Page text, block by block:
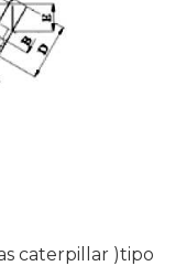
caterpillar )tipo